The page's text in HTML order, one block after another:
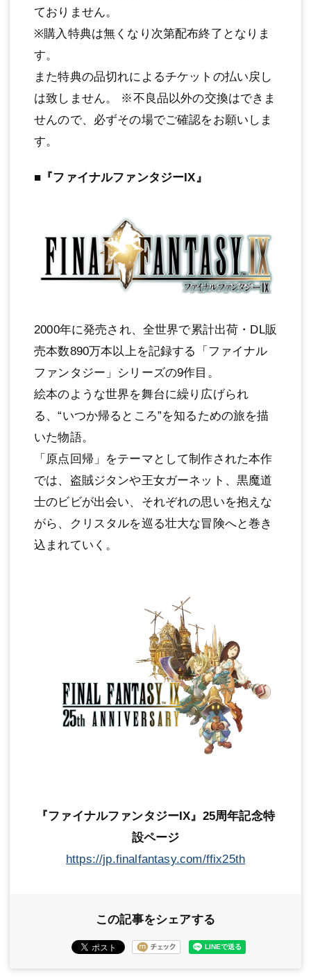
ておりません。
※購入特典は無くなり次第配布終了となりま
す。
また特典の品切れによるチケットの払い戻し
は致しません。 ※不良品以外の交換はできま
せんので、必ずその場でご確認をお願いしま
す。
■『ファイナルファンタジーIX』
2000年に発売され、全世界で累計出荷・DL販
売本数890万本以上を記録する「ファイナル
ファンタジー」シリーズの9作目。
絵本のような世界を舞台に繰り広げられ
る、“いつか帰るところ”を知るための旅を描
いた物語。
「原点回帰」をテーマとして制作された本作
では、盗賊ジタンや王女ガーネット、黒魔道
士のビビが出会い、それぞれの思いを抱えな
がら、クリスタルを巡る壮大な冒険へと巻き
込まれていく。
『ファイナルファンタジーIX』25周年記念特
設ページ
https://jp.finalfantasy.com/ffix25th
この記事をシェアする